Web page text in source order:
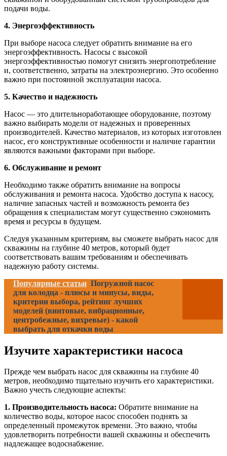
подачи воды.
4. Энергоэффективность
При выборе насоса следует обратить внимание на его
энергоэффективность. Насосы с высокой
энергоэффективностью помогут снизить энергопотребление
и, соответственно, затраты на электроэнергию. Это особенно
важно при постоянной эксплуатации насоса.
5. Качество и надежность
Насос — это длительноработающее оборудование, поэтому
важно выбирать модели от надежных и проверенных
производителей. Качество материалов, из которых изготовлен
насос, его конструктивные особенности и наличие гарантии
являются важными факторами при выборе.
6. Обслуживание и ремонт
Необходимо также обратить внимание на вопросы
обслуживания и ремонта насоса. Удобство доступа к насосу,
наличие запасных частей и возможность ремонта без
обращения к специалистам могут существенно сэкономить
время и ресурсы в будущем.
Следуя указанным критериям, вы сможете выбрать насос для
скважины на глубине 40 метров, который будет
соответствовать вашим требованиям и обеспечивать
надежную работу системы.
Популярные статьи Погружной насос
для колодца - плюсы и минусы, виды,
критерии выбора, рейтинг лучших
моделей (винтовые, вибрационные,
центробежные, вихревые) - какой
выбрать для откачки воды
Изучите характеристики насоса
Прежде чем выбрать насос для скважины на глубине 40
метров, необходимо тщательно изучить его характеристики.
Важно учесть следующие аспекты:
1. Производительность насоса: Обратите внимание на
количество воды, которое насос способен поднять за
определенный промежуток времени. Это важно, чтобы
удовлетворить потребности вашей скважины и обеспечить
надлежащее водоснабжение.